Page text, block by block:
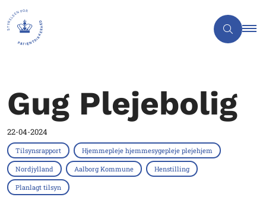
Gug Plejebolig
22-04-2024
Tilsynsrapport Hjemmepleje hjemmesygepleje plejehjem
Nordjylland Aalborg Kommune Henstilling
Planlagt tilsyn